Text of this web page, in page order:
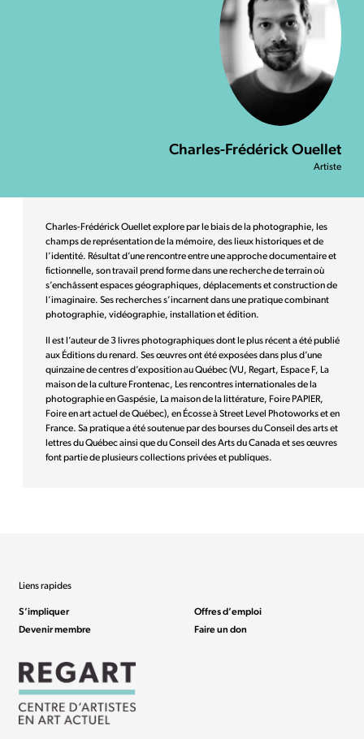
Charles-Frédérick Ouellet
Artiste
Charles-Frédérick Ouellet explore par le biais de la photographie, les
champs de représentation de la mémoire, des lieux historiques et de
l’identité. Résultat d’une rencontre entre une approche documentaire et
fictionnelle, son travail prend forme dans une recherche de terrain où
s’enchâssent espaces géographiques, déplacements et construction de
l’imaginaire. Ses recherches s’incarnent dans une pratique combinant
photographie, vidéographie, installation et édition.
Il est l’auteur de 3 livres photographiques dont le plus récent a été publié
aux Éditions du renard. Ses œuvres ont été exposées dans plus d’une
quinzaine de centres d’exposition au Québec (VU, Regart, Espace F, La
maison de la culture Frontenac, Les rencontres internationales de la
photographie en Gaspésie, La maison de la littérature, Foire PAPIER,
Foire en art actuel de Québec), en Écosse à Street Level Photoworks et en
France. Sa pratique a été soutenue par des bourses du Conseil des arts et
lettres du Québec ainsi que du Conseil des Arts du Canada et ses œuvres
font partie de plusieurs collections privées et publiques.
Liens rapides
S’impliquer
Devenir membre
Offres d’emploi
Faire un don